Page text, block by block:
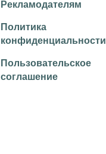
Рекламодателям
Политика
конфиденциальности
Пользовательское
соглашение